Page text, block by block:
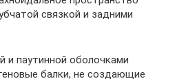
связкой и задними
и паутинной оболочками
балки, не создающие